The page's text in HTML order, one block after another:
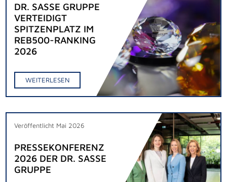
DR. SASSE GRUPPE
VERTEIDIGT
SPITZENPLATZ IM
REB500-RANKING
2026
WEITERLESEN
Veröffentlicht Mai 2026
PRESSEKONFERENZ
2026 DER DR. SASSE
GRUPPE